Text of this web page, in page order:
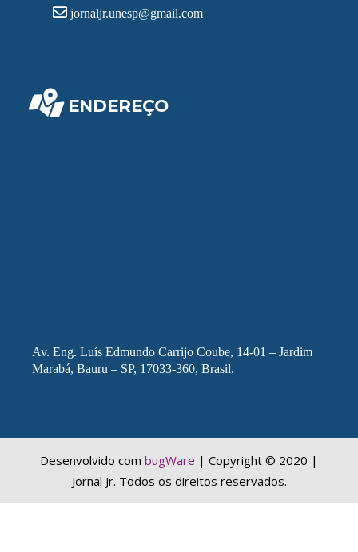
jornaljr.unesp@gmail.com
ENDEREÇO
Av. Eng. Luís Edmundo Carrijo Coube, 14-01 – Jardim
Marabá, Bauru – SP, 17033-360, Brasil.
Desenvolvido com bugWare | Copyright © 2020 |
Jornal Jr. Todos os direitos reservados.